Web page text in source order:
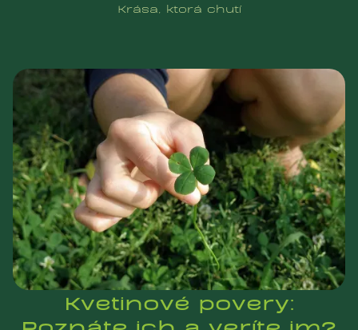
Krása, ktorá chutí
Kvetinové povery: